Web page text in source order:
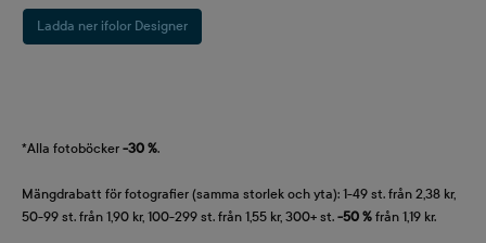
Ladda ner ifolor Designer
*Alla fotoböcker -30 %.
Mängdrabatt för fotografier (samma storlek och yta): 1-49 st. från 2,38 kr,
50-99 st. från 1,90 kr, 100-299 st. från 1,55 kr, 300+ st. -50 % från 1,19 kr.